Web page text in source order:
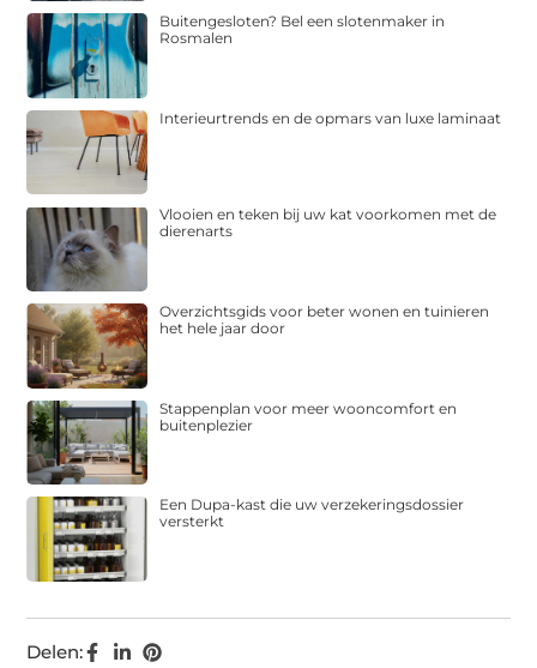
Delen:
Buitengesloten? Bel een slotenmaker in
Rosmalen
Interieurtrends en de opmars van luxe laminaat
Vlooien en teken bij uw kat voorkomen met de
dierenarts
Overzichtsgids voor beter wonen en tuinieren
het hele jaar door
Stappenplan voor meer wooncomfort en
buitenplezier
Een Dupa-kast die uw verzekeringsdossier
versterkt